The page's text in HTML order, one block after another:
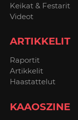
Keikat & Festarit
Videot
ARTIKKELIT
Raportit
Artikkelit
Haastattelut
KAAOSZINE